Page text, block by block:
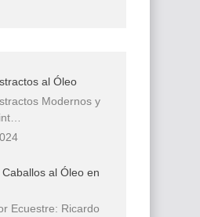
al Óleo
Modernos y
al Óleo en
Ecuestre: Ricardo